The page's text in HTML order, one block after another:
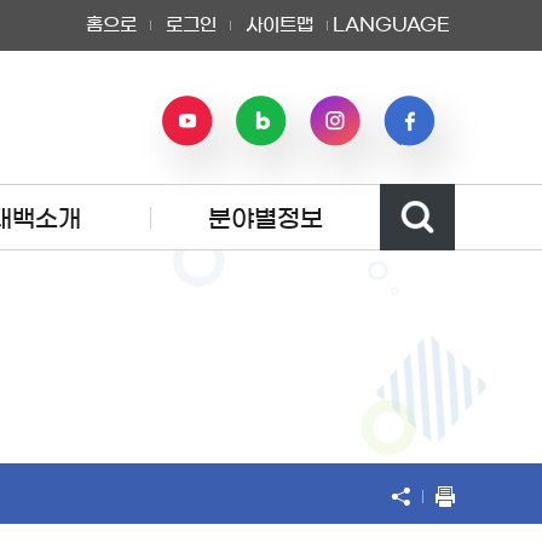
홈으로 로그인 사이트맵 LANGUAGE
백소개 분야별정보